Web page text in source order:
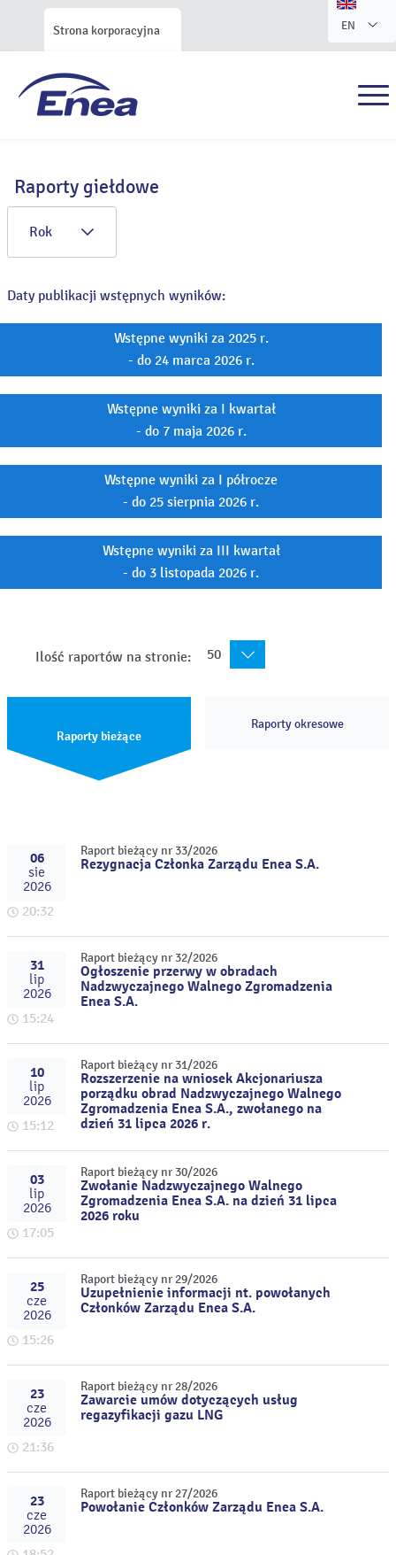
Strona korporacyjna EN
Raporty giełdowe
Rok
Daty publikacji wstępnych wyników:
Wstępne wyniki za 2025 r.
- do 24 marca 2026 r.
Wstępne wyniki za I kwartał
- do 7 maja 2026 r.
Wstępne wyniki za I półrocze
- do 25 sierpnia 2026 r.
Wstępne wyniki za III kwartał
- do 3 listopada 2026 r.
Ilość raportów na stronie: 50
Raporty bieżące
Raporty okresowe
06
sie
2026
20:32
Raport bieżący nr 33/2026
Rezygnacja Członka Zarządu Enea S.A.
31
lip
2026
15:24
Raport bieżący nr 32/2026
Ogłoszenie przerwy w obradach
Nadzwyczajnego Walnego Zgromadzenia
Enea S.A.
10
lip
2026
15:12
Raport bieżący nr 31/2026
Rozszerzenie na wniosek Akcjonariusza
porządku obrad Nadzwyczajnego Walnego
Zgromadzenia Enea S.A., zwołanego na
dzień 31 lipca 2026 r.
03
lip
2026
17:05
Raport bieżący nr 30/2026
Zwołanie Nadzwyczajnego Walnego
Zgromadzenia Enea S.A. na dzień 31 lipca
2026 roku
25
cze
2026
15:26
Raport bieżący nr 29/2026
Uzupełnienie informacji nt. powołanych
Członków Zarządu Enea S.A.
23
cze
2026
21:36
Raport bieżący nr 28/2026
Zawarcie umów dotyczących usług
regazyfikacji gazu LNG
23
cze
2026
Raport bieżący nr 27/2026
Powołanie Członków Zarządu Enea S.A.